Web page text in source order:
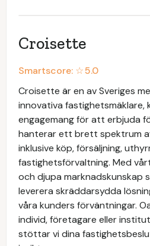
Croisette
Smartscore: ☆5.0
Croisette är en av Sveriges
innovativa fastighetsmäklare,
engagemang för att erbjuda
hanterar ett brett spektrum
inklusive köp, försäljning,
fastighetsförvaltning. Med
och djupa marknadskunskap
leverera skräddarsydda
våra kunders förväntningar.
individ, företagare eller
stöttar vi dina